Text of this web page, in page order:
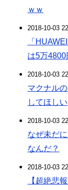
ｗｗ
2018-10-03
「
は5万4800
2018-10-03
マクナル
してほしい
2018-10-03
なぜ未だ
なんだ？
2018-10-03
【超絶悲